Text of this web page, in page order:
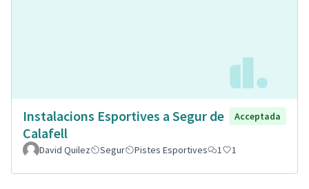
Instalacions Esportives a Segur de
Calafell
Acceptada
David Quilez Segur Pistes Esportives 1 1